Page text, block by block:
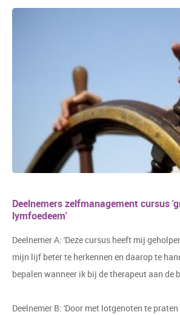
Deelnemers zelfmanagement cursus
lymfoedeem'
Deelnemer A: 'Deze cursus heeft mij
mijn lijf beter te herkennen en daarop te
bepalen wanneer ik bij de therapeut aan de
Deelnemer B: 'Door met lotgenoten te